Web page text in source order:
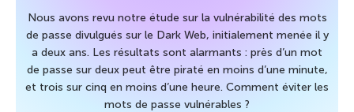
Nous avons revu notre étude sur la vulnérabilité des mots
de passe divulgués sur le Dark Web, initialement menée il y
a deux ans. Les résultats sont alarmants : près d’un mot
de passe sur deux peut être piraté en moins d’une minute,
et trois sur cinq en moins d’une heure. Comment éviter les
mots de passe vulnérables ?